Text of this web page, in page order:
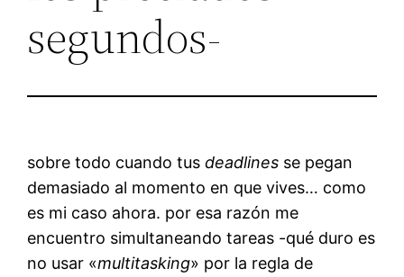
segundos-
sobre todo cuando tusdeadlines se pegan
demasiado al momento en que vives… como
es mi caso ahora. por esa razón me
encuentro simultaneando tareas -qué duro es
no usar «multitasking» por la regla de